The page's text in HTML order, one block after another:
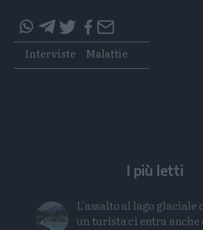
questo
articolo
su
questo
articolo
su
Tags
Interviste Malattie
I più letti
L'assalto al lago glaciale
un turista ci entra anche